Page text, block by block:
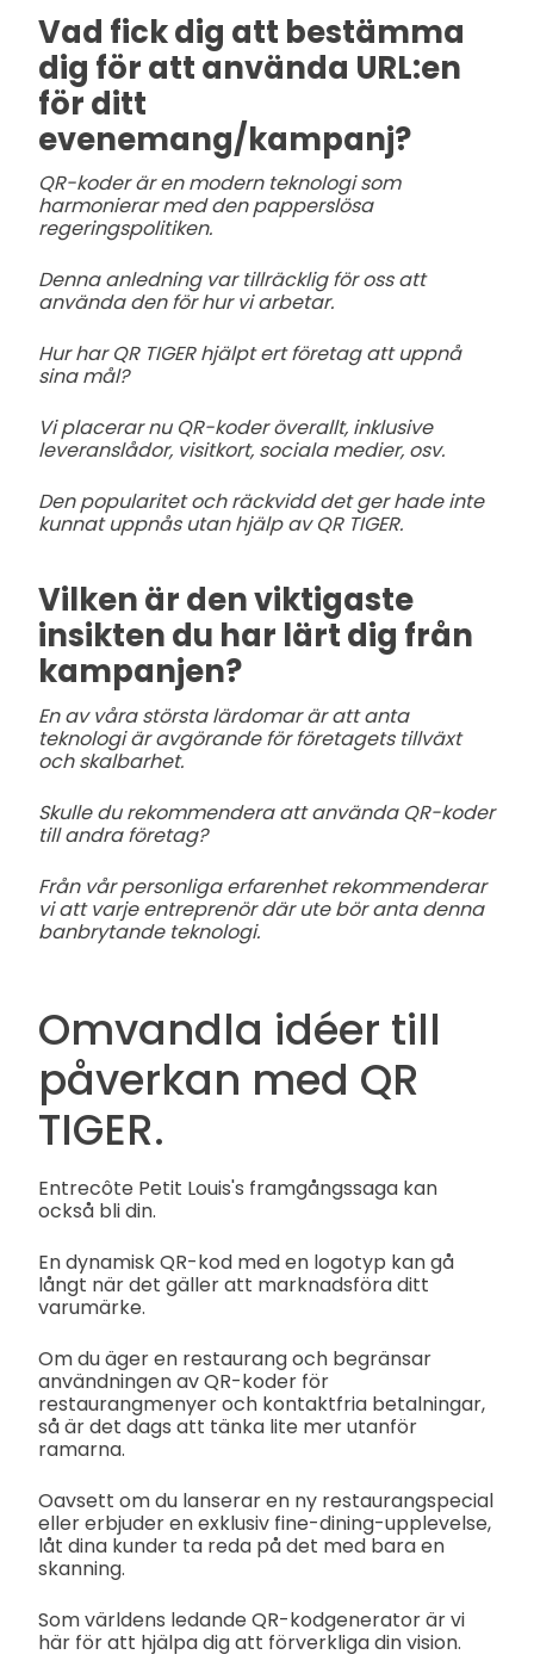
Vad fick dig att bestämma
dig för att använda URL:en
för ditt
evenemang/kampanj?
QR-koder är en modern teknologi som
harmonierar med den papperslösa
regeringspolitiken.
Denna anledning var tillräcklig för oss att
använda den för hur vi arbetar.
Hur har QR TIGER hjälpt ert företag att uppnå
sina mål?
Vi placerar nu QR-koder överallt, inklusive
leveranslådor, visitkort, sociala medier, osv.
Den popularitet och räckvidd det ger hade inte
kunnat uppnås utan hjälp av QR TIGER.
Vilken är den viktigaste
insikten du har lärt dig från
kampanjen?
En av våra största lärdomar är att anta
teknologi är avgörande för företagets tillväxt
och skalbarhet.
Skulle du rekommendera att använda QR-koder
till andra företag?
Från vår personliga erfarenhet rekommenderar
vi att varje entreprenör där ute bör anta denna
banbrytande teknologi.
Omvandla idéer till
påverkan med QR
TIGER.
Entrecôte Petit Louis's framgångssaga kan
också bli din.
En dynamisk QR-kod med en logotyp kan gå
långt när det gäller att marknadsföra ditt
varumärke.
Om du äger en restaurang och begränsar
användningen av QR-koder för
restaurangmenyer och kontaktfria betalningar,
så är det dags att tänka lite mer utanför
ramarna.
Oavsett om du lanserar en ny restaurangspecial
eller erbjuder en exklusiv fine-dining-upplevelse,
låt dina kunder ta reda på det med bara en
skanning.
Som världens ledande QR-kodgenerator är vi
här för att hjälpa dig att förverkliga din vision.